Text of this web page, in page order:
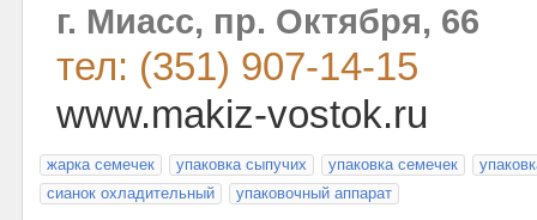
г. Миасс, пр. Октября, 66
тел: (351) 907-14-15
www.makiz-vostok.ru
жарка семечек упаковка сыпучих упаковка семечек
сианок охладительный
упаковочный аппарат